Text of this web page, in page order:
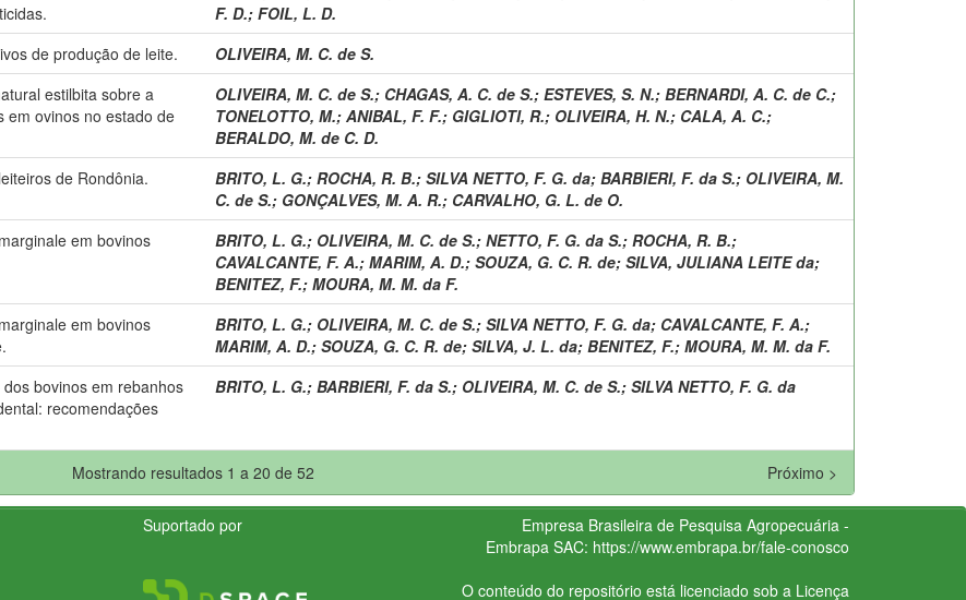
F. D.; FOIL, L. D.
de produção de leite.
OLIVEIRA, M. C. de S.
estilbita sobre a
em ovinos no estado de
OLIVEIRA, M. C. de S.; CHAGAS, A. C. de S.; ESTEVES, S. N.; BERNARDI, A. C. de C.;
TONELOTTO, M.; ANIBAL, F. F.; GIGLIOTI, R.; OLIVEIRA, H. N.; CALA, A. C.;
BERALDO, M. de C. D.
de Rondônia. BRITO, L. G.; ROCHA, R. B.; SILVA NETTO, F. G. da; BARBIERI, F. da S.; OLIVEIRA, M.
C. de S.; GONÇALVES, M. A. R.; CARVALHO, G. L. de O.
em bovinos
BRITO, L. G.; OLIVEIRA, M. C. de S.; NETTO, F. G. da S.; ROCHA, R. B.;
CAVALCANTE, F. A.; MARIM, A. D.; SOUZA, G. C. R. de; SILVA, JULIANA LEITE da;
BENITEZ, F.; MOURA, M. M. da F.
em bovinos
BRITO, L. G.; OLIVEIRA, M. C. de S.; SILVA NETTO, F. G. da; CAVALCANTE, F. A.;
MARIM, A. D.; SOUZA, G. C. R. de; SILVA, J. L. da; BENITEZ, F.; MOURA, M. M. da F.
bovinos em rebanhos
recomendações
BRITO, L. G.; BARBIERI, F. da S.; OLIVEIRA, M. C. de S.; SILVA NETTO, F. G. da
Mostrando resultados 1 a 20 de 52 Próximo >
Suportado por
Empresa Brasileira de Pesquisa Agropecuária -
Embrapa SAC: https://www.embrapa.br/fale-conosco
O conteúdo do repositório está licenciado sob a Licença